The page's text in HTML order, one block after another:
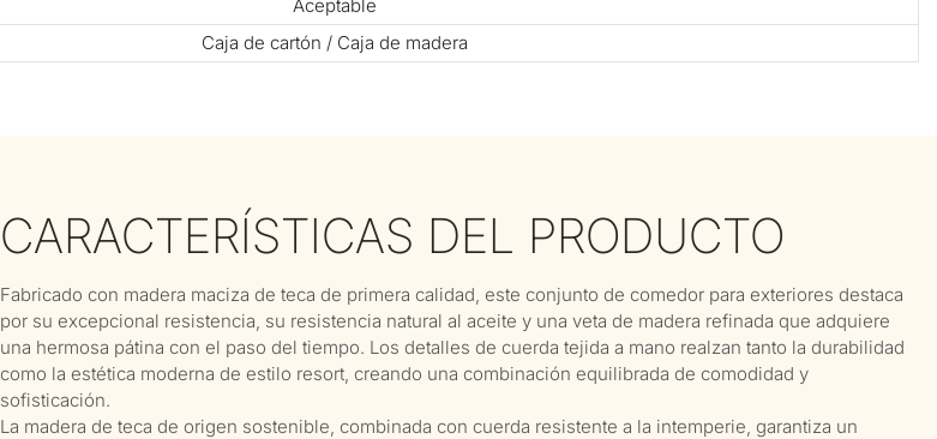
Aceptable
Caja de cartón / Caja de madera
CARACTERÍSTICAS DEL PRODUCTO
Fabricado con madera maciza de teca de primera calidad, este conjunto de comedor para exteriores destaca
por su excepcional resistencia, su resistencia natural al aceite y una veta de madera refinada que adquiere
una hermosa pátina con el paso del tiempo. Los detalles de cuerda tejida a mano realzan tanto la durabilidad
como la estética moderna de estilo resort, creando una combinación equilibrada de comodidad y
sofisticación.
La madera de teca de origen sostenible, combinada con cuerda resistente a la intemperie, garantiza un